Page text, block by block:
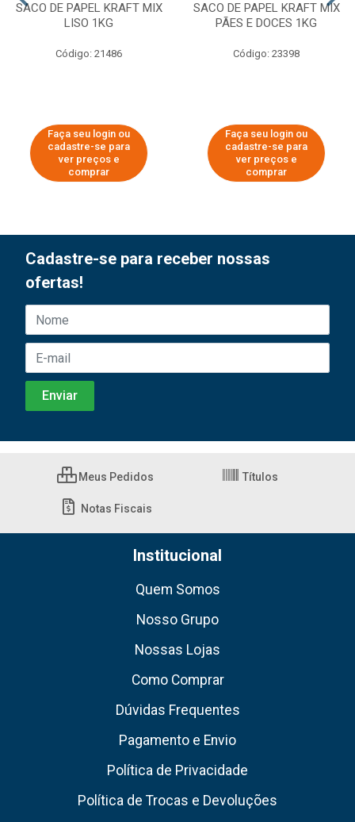
SACO DE PAPEL KRAFT MIX
LISO 1KG
Código: 21486
Faça seu login ou
cadastre-se para
ver preços e
comprar
SACO DE PAPEL KRAFT MIX
PÃES E DOCES 1KG
Código: 23398
Faça seu login ou
cadastre-se para
ver preços e
comprar
Cadastre-se para receber nossas
ofertas!
Meus Pedidos Títulos
Notas Fiscais
Institucional
Quem Somos
Nosso Grupo
Nossas Lojas
Como Comprar
Dúvidas Frequentes
Pagamento e Envio
Política de Privacidade
Política de Trocas e Devoluções